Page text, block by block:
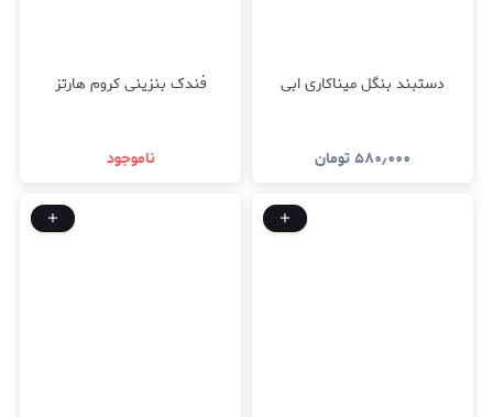
دستبند بنگل میناکاری ابی
۵۸۰٫۰۰۰تومان
فندک بنزینی کروم هارتز
ناموجود